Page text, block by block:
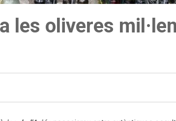
les oliveres